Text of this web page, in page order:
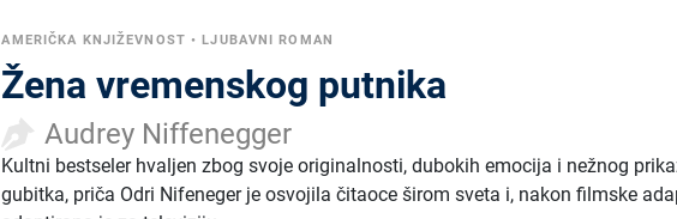
AMERIČKA KNJIŽEVNOST •LJUBAVNI ROMAN
Žena vremenskog putnika
Audrey Niffenegger
Kultni bestseler hvaljen zbog svoje originalnosti, dubokih emocija i nežnog
gubitka, priča Odri Nifeneger je osvojila čitaoce širom sveta i, nakon filmske